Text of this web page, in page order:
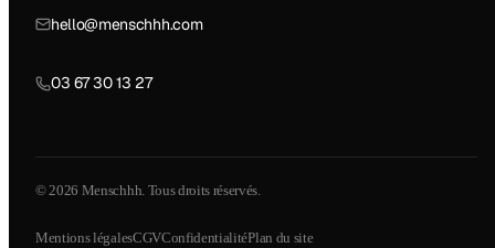
hello@menschhh.com
03 67 30 13 27
© 2026 Menschhh. Tous droits réservés.
Mentions légalesCGVConfidentialitéPlan du site